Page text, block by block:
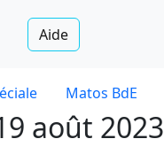
Aide
Matos BdE
août 2023